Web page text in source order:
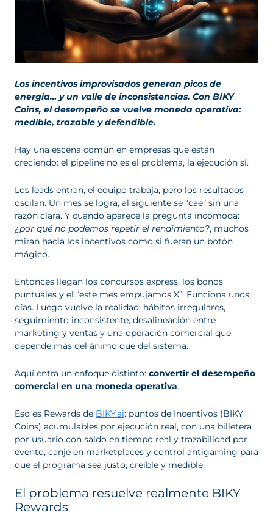
Los incentivos improvisados generan picos de
energía… y un valle de inconsistencias. Con BIKY
Coins, el desempeño se vuelve moneda operativa:
medible, trazable y defendible.
Hay una escena común en empresas que están
creciendo: el pipeline no es el problema, la ejecución sí.
Los leads entran, el equipo trabaja, pero los resultados
oscilan. Un mes se logra, al siguiente se “cae” sin una
razón clara. Y cuando aparece la pregunta incómoda:
¿por qué no podemos repetir el rendimiento?, muchos
miran hacia los incentivos como si fueran un botón
mágico.
Entonces llegan los concursos express, los bonos
puntuales y el “este mes empujamos X”. Funciona unos
días. Luego vuelve la realidad: hábitos irregulares,
seguimiento inconsistente, desalineación entre
marketing y ventas y una operación comercial que
depende más del ánimo que del sistema.
Aquí entra un enfoque distinto: convertir el desempeño
comercial en una moneda operativa.
Eso es Rewards de BIKY.ai: puntos de Incentivos (BIKY
Coins) acumulables por ejecución real, con una billetera
por usuario con saldo en tiempo real y trazabilidad por
evento, canje en marketplaces y control antigaming para
que el programa sea justo, creíble y medible.
El problema resuelve realmente BIKY
Rewards